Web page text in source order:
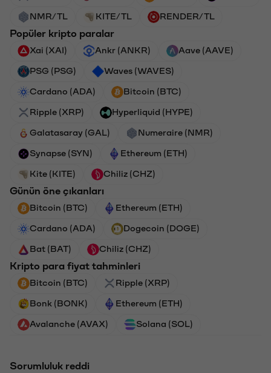
NMR/TL KITE/TL RENDER/TL
Popüler kripto paralar
Xai (XAI) Ankr (ANKR) Aave (AAVE)
PSG (PSG) Waves (WAVES)
Cardano (ADA) Bitcoin (BTC)
Ripple (XRP) Hyperliquid (HYPE)
Galatasaray (GAL) Numeraire (NMR)
Synapse (SYN) Ethereum (ETH)
Kite (KITE) Chiliz (CHZ)
Günün öne çıkanları
Bitcoin (BTC) Ethereum (ETH)
Cardano (ADA) Dogecoin (DOGE)
Bat (BAT) Chiliz (CHZ)
Kripto para fiyat tahminleri
Bitcoin (BTC) Ripple (XRP)
Bonk (BONK) Ethereum (ETH)
Avalanche (AVAX) Solana (SOL)
Sorumluluk reddi